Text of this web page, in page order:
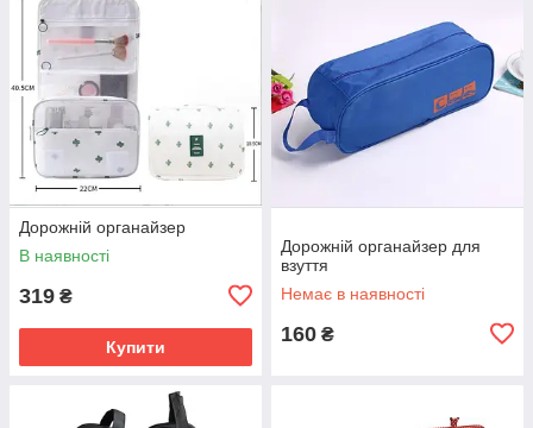
Дорожній органайзер
В наявності
319 ₴
Купити
Дорожній органайзер для
взуття
Немає в наявності
160 ₴